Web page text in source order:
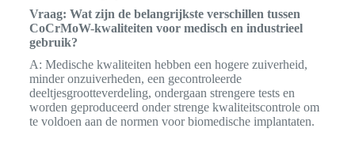
Vraag: Wat zijn de belangrijkste verschillen tussen
CoCrMoW-kwaliteiten voor medisch en industrieel
gebruik?
A: Medische kwaliteiten hebben een hogere zuiverheid,
minder onzuiverheden, een gecontroleerde
deeltjesgrootteverdeling, ondergaan strengere tests en
worden geproduceerd onder strenge kwaliteitscontrole om
te voldoen aan de normen voor biomedische implantaten.